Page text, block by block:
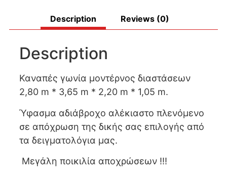
Description Reviews (0)
Description
Καναπές γωνία μοντέρνος διαστάσεων
2,80 m * 3,65 m * 2,20 m * 1,05 m.
Ύφασμα αδιάβροχο αλέκιαστο πλενόμενο
σε απόχρωση της δικής σας επιλογής από
τα δειγματολόγια μας.
Μεγάλη ποικιλία αποχρώσεων !!!